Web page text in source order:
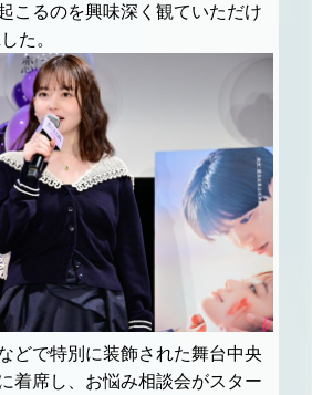
こるのを興味深く観ていただけ
た。
どで特別に装飾された舞台中央
着席し、お悩み相談会がスター